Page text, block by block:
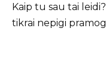
Kaip tu sau tai
tikrai nepigi